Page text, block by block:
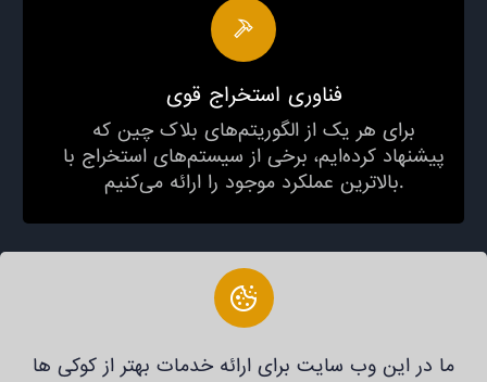
فناوری استخراج قوی
برای هر یک از الگوریتم‌های بلاک چین که
پیشنهاد کرده‌ایم، برخی از سیستم‌های استخراج با
بالاترین عملکرد موجود را ارائه می‌کنیم.
Copyright © 2026گلدن هش ماینینگ. All rights
ما در این وب سایت برای ارائه خدمات بهتر از کوکی ها